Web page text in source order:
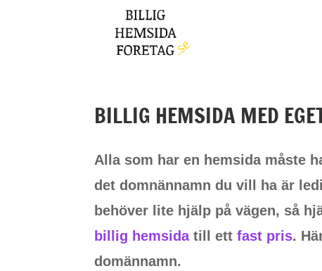
BILLIG HEMSIDA MED
Alla som har en hemsida måste
det domnännamn du vill ha är
behöver lite hjälp på vägen, så
billig hemsidatill ettfast pris.
domännamn.